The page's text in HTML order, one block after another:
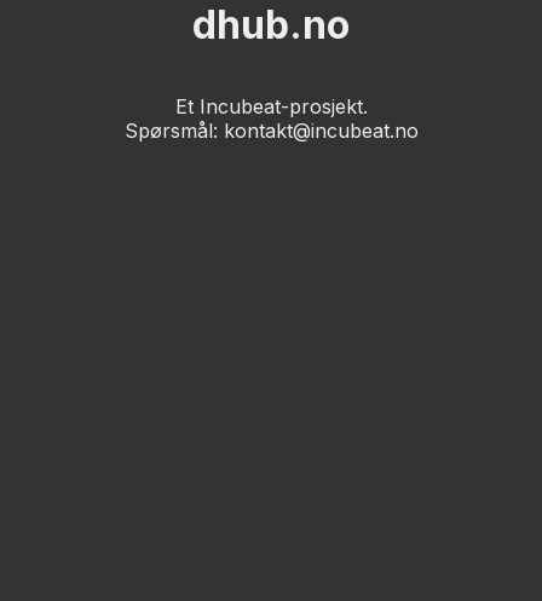
dhub.no
Et Incubeat-prosjekt.
Spørsmål: kontakt@incubeat.no